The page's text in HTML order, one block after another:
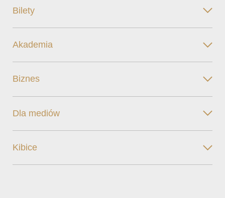
Bilety
Akademia
Biznes
Dla mediów
Kibice